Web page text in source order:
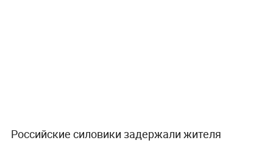
Российские силовики задержали жителя